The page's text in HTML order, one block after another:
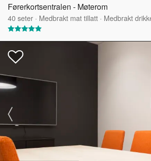
Førerkortsentralen - Møterom
40seter · Medbrakt mat tillatt · Medbrakt